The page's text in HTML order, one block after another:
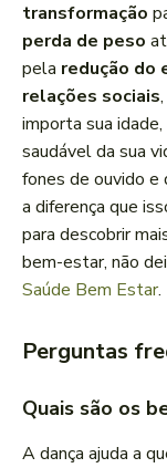
transformação
perda de peso
pela redução do
relações sociais
importa sua
saudável da sua
fones de ouvido e
a diferença que
para descobrir
bem-estar, não
Saúde Bem Estar.
Perguntas
Quais são os
A dança ajuda a